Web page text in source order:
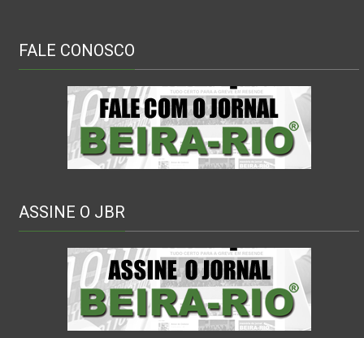
FALE CONOSCO
ASSINE O JBR